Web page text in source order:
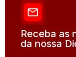
Receba as
da nossa